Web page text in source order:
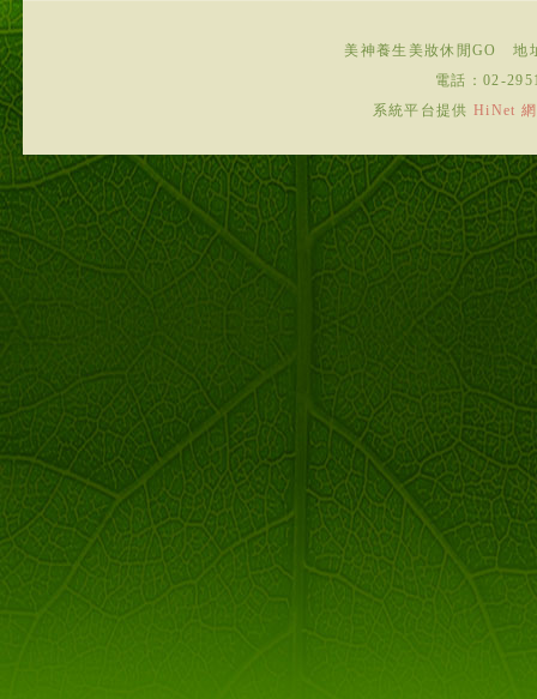
美神養生美妝休閒GO
地
電話： 02-
系統平台提供HiNet